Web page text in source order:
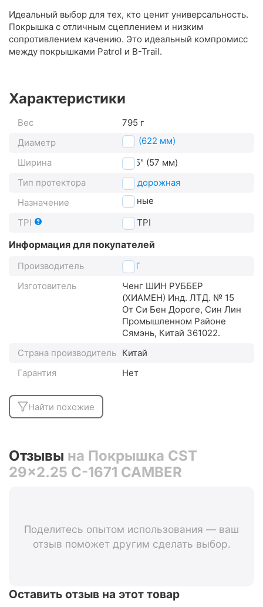
Идеальный выбор для тех, кто ценит универсальность.
Покрышка с отличным сцеплением и низким
сопротивлением качению. Это идеальный компромисс
между покрышками Patrol и B-Trail.
Характеристики
Вес
795 г
Диаметр
29" (622 мм)
Ширина
2.25" (57 мм)
Тип протектора
внедорожная
Назначение
горные
TPI
27 TPI
Информация для покупателей
Производитель
CST
Изготовитель
Ченг ШИН РУББЕР
(XИАМЕН) Инд. ЛТД. № 15
От Си Бен Дороге, Син Лин
Промышленном Районе
Сямэнь, Китай 361022.
Страна производитель Китай
Гарантия
Нет
Найти похожие
Отзывы на Покрышка CST
29x2.25 C-1671 CAMBER
Поделитесь опытом использования — ваш
отзыв поможет другим сделать выбор.
Оставить отзыв на этот товар